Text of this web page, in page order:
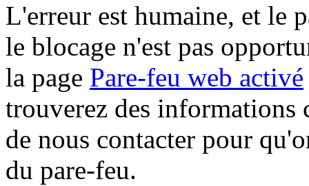
L'erreur est humaine, et le
le blocage n'est pas
la page Pare-feu web activé
trouverez des informations
de nous contacter pour
du pare-feu.